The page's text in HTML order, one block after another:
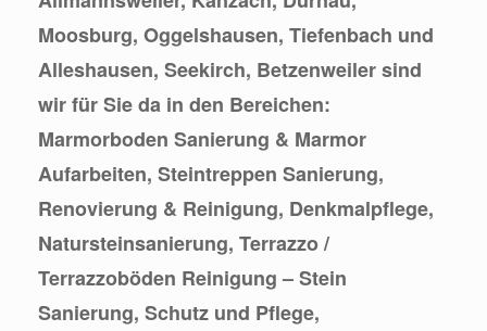
Moosburg, Oggelshausen, Tiefenbach und
Alleshausen, Seekirch, Betzenweiler sind
wir für Sie da in den Bereichen:
Marmorboden Sanierung & Marmor
Aufarbeiten, Steintreppen Sanierung,
Renovierung & Reinigung, Denkmalpflege,
Natursteinsanierung, Terrazzo /
Terrazzoböden Reinigung – Stein
Sanierung, Schutz und Pflege,